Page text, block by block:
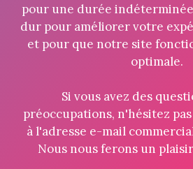
pour une durée
dur pour améliorer votre
et pour que notre site
optimale.
Si vous avez des
préoccupations, n'hésitez
à l'adresse e-mail
Nous nous ferons un